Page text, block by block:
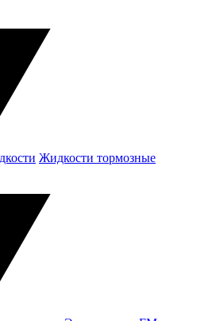
Жидкости тормозные